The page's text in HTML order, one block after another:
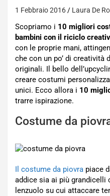
1 Febbraio 2016 Laura De
Scopriamo i 10 migliori
bambini con il riciclo
con le proprie mani,
che con un po’ di creatività
originali. Il bello
creare costumi
unici. Ecco allora i 10
trarre ispirazione.
Costume da
Il costume da piovra piace
addice sia ai più grandicelli
lenzuolo su cui attaccare